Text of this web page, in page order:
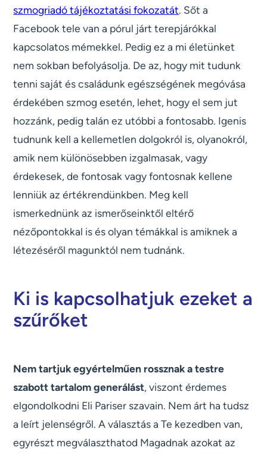
szmogriadó tájékoztatási fokozatát. Sőt a
Facebook tele van a pórul járt terepjárókkal
kapcsolatos mémekkel. Pedig ez a mi életünket
nem sokban befolyásolja. De az, hogy mit tudunk
tenni saját és családunk egészségének megóvása
érdekében szmog esetén, lehet, hogy el sem jut
hozzánk, pedig talán ez utóbbi a fontosabb. Igenis
tudnunk kell a kellemetlen dolgokról is, olyanokról,
amik nem különösebben izgalmasak, vagy
érdekesek, de fontosak vagy fontosnak kellene
lenniük az értékrendünkben. Meg kell
ismerkednünk az ismerőseinktől eltérő
nézőpontokkal is és olyan témákkal is amiknek a
létezéséről magunktól nem tudnánk.
Ki is kapcsolhatjuk ezeket a
szűrőket
Nem tartjuk egyértelműen rossznak a testre
szabott tartalom generálást, viszont érdemes
elgondolkodni Eli Pariser szavain. Nem árt ha tudsz
a leírt jelenségről. A választás a Te kezedben van,
egyrészt megválaszthatod Magadnak azokat az